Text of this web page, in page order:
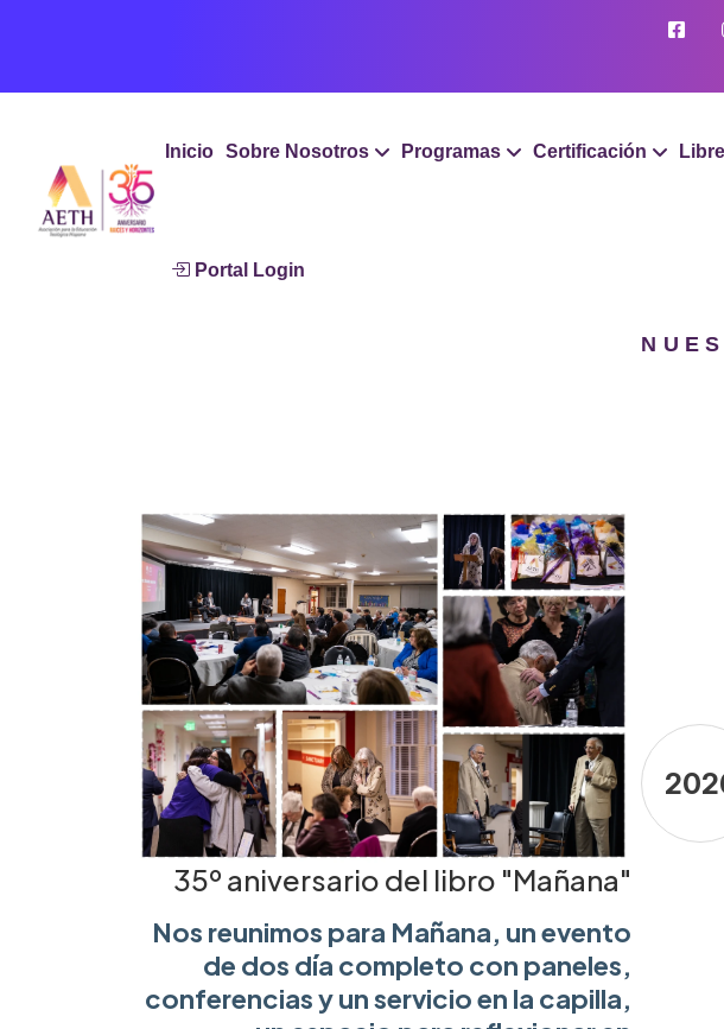
Inicio Sobre Nosotros Programas Certificación
Portal Login
35º aniversario del libro "Mañana"
Nos reunimos para Mañana, un evento
de dos día completo con paneles,
conferencias y un servicio en la capilla,